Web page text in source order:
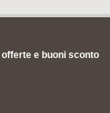
e buoni sconto